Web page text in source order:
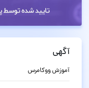
آگهی
آموزش ووکامرس